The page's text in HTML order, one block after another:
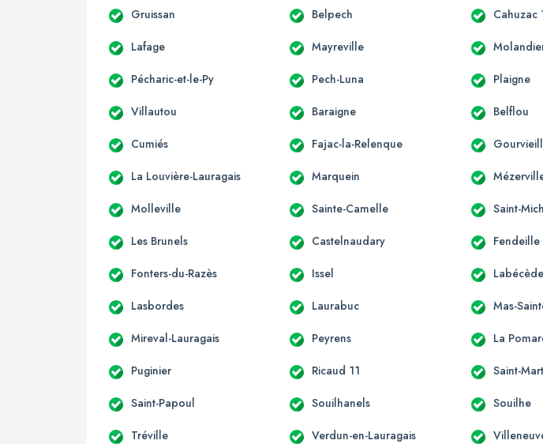
Gruissan Belpech Cahuzac
Lafage Mayreville
Pécharic-et-le-Py Pech-Luna Plaigne
Villautou Baraigne Belflou
Cumiés Fajac-la-Relenque
La Louvière-Lauragais Marquein
Molleville Sainte-Camelle Saint-
Les Brunels Castelnaudary Fendeille
Fonters-du-Razès Issel
Lasbordes Laurabuc Mas-
Mireval-Lauragais Peyrens La
Puginier Ricaud 11 Saint-
Saint-Papoul Souilhanels Souilhe
Tréville Verdun-en-Lauragais